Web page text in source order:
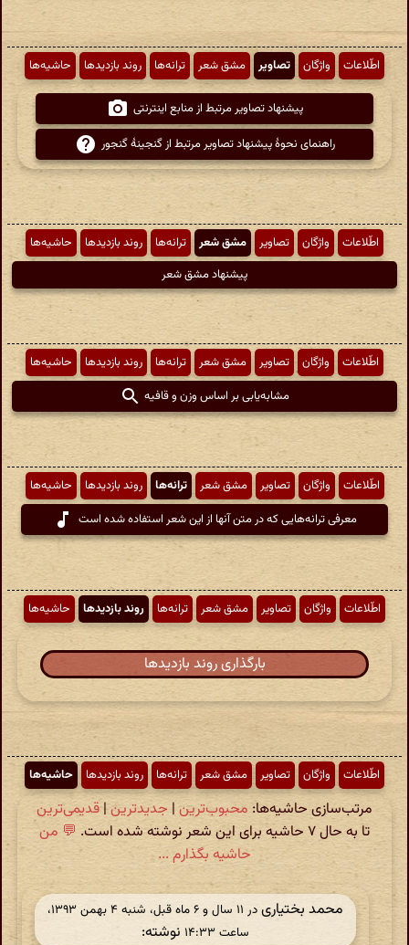
اطّلاعات واژگان تصاویر مشق شعر ترانه‌ها روند بازدیدها حاشیه‌ها
پیشنهاد تصاویر مرتبط از منابع اینترنتی
راهنمای نحوهٔ پیشنهاد تصاویر مرتبط از گنجینهٔ گنجور
اطّلاعات واژگان تصاویر مشق شعر ترانه‌ها روند بازدیدها
حاشیه‌ها
پیشنهاد مشق شعر
اطّلاعات واژگان تصاویر مشق شعر ترانه‌ها روند بازدیدها
حاشیه‌ها
مشابه‌یابی بر اساس وزن و قافیه
اطّلاعات واژگان تصاویر مشق شعر ترانه‌ها روند بازدیدها
حاشیه‌ها
معرفی ترانه‌هایی که در متن آنها از این شعر استفاده شده است
اطّلاعات واژگان تصاویر مشق شعر ترانه‌ها روند بازدیدها حاشیه‌ها
بارگذاری روند بازدیدها
اطّلاعات واژگان تصاویر مشق شعر ترانه‌ها روند بازدیدها حاشیه‌ها
مرتب‌سازی حاشیه‌ها: محبوب‌ترین | جدیدترین|قدیمی‌ترین
تا به حال ۷ حاشیه برای این شعر نوشته شده است.
💬 من
حاشیه بگذارم ...
محمد بختیاری
در ‫۱۱ سال و ۶ ماه قبل، شنبه ۴ بهمن ۱۳۹۳،
ساعت ۱۴:۳۳
نوشته: